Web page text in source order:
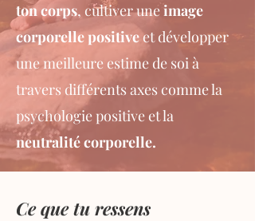
ton corps, cultiver uneimage
corporelle positiveet développer
une meilleure estime de soi à
travers différents axes comme la
psychologie positive et la
neutralité corporelle.
Ce que tu ressens